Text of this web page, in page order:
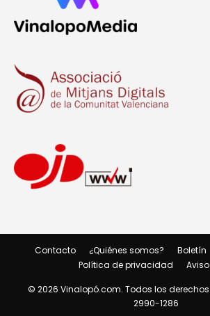
Contacto ¿Quiénes somos? Boletín
Política de privacidad
© 2026 Vinalopó.com. Todos los derechos
2990-1286